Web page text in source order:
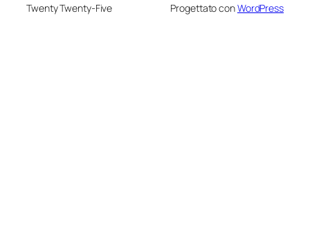
Twenty Twenty-Five Progettato conWordPress